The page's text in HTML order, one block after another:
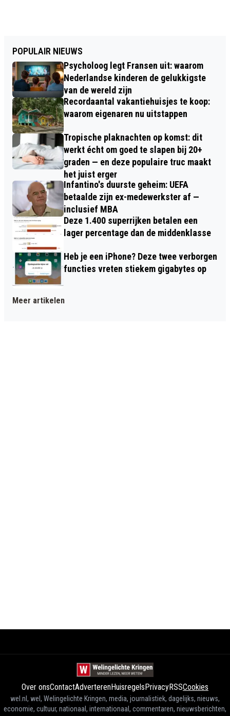
POPULAIR NIEUWS
Psycholoog legt Fransen uit: waarom
Nederlandse kinderen de gelukkigste
van de wereld zijn
Recordaantal vakantiehuisjes te koop:
waarom eigenaren nu uitstappen
Tropische plaknachten op komst: dit
werkt écht om goed te slapen bij 20+
graden — en deze populaire truc maakt
het juist erger
Infantino's duurste geheim: UEFA
betaalde zijn ex-medewerkster af —
inclusief MBA
Deze 1.400 superrijken betalen een
lager percentage dan de middenklasse
Heb je een iPhone? Deze twee verborgen
functies vreten stiekem gigabytes op
Meer artikelen
Over onsContactAdverterenHuisregelsPrivacyRSSCookies
wel.nl, wel, Welingelichte Kringen, media, journalistiek, dagelijks, nieuws,
economie, cultuur, nationaal, internationaal, commentaren, nieuwsberichten,